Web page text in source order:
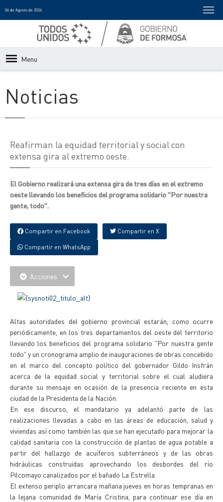
06 de Agosto de 2026
Menu
Noticias
Reafirman la equidad territorial y social con
extensa gira al extremo oeste.
El Gobierno realizará una extensa gira de tres días en el extremo
oeste llevando los beneficios del programa solidario "Por nuestra
gente, todo".
Compartir en Facebook Compartir en X
Compartir en WhatsApp
Acciones
Altas autoridades del gobierno provincial estarán, como ocurre
periódicamente, en los tres departamentos del oeste del territorio
llevando los beneficios del programa solidario "Por nuestra gente
todo" y un cronograma amplio de inauguraciones de obras concebido
en el marco del concepto político del gobernador Gildo Insfrán
acerca de la equidad social y territorial sobre el cual aludiera
durante su mensaje en ocasión de la presencia reciente en esta
ciudad de la Presidenta de la Nación.
En ese discurso, el mandatario ya adelantó parte de las
realizaciones llevadas a cabo en las áreas de educación, salud y
viviendas así como también las que se han ejecutado para mejorar la
calidad sanitaria con la construcción de plantas de agua potable a
partir del hallazgo de acuíferos subterráneos y de las obras
hidráulicas construidas aprovechando los desbordes del río
Pilcomayo canalizados por el bañado La Estrella.
El extenso periplo arrancara mañana jueves en horas tempranas en
la lejana comunidad de María Cristina, para continuar ese día en